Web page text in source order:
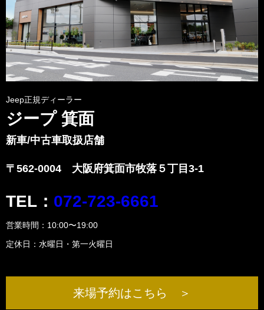
Jeep正規ディーラー
ジープ 箕面
新車/中古車取扱店舗
〒562-0004 大阪府箕面市牧落５丁目3-1
TEL： 072-723-6661
営業時間：10:00〜19:00
定休日：水曜日・第一火曜日
来場予約はこちら ＞